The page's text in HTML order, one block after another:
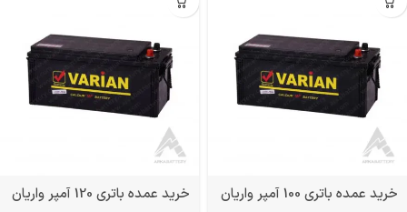
خرید عمده باتری 100 آمپر واریان خرید عمده باتری 120 آمپر واریان